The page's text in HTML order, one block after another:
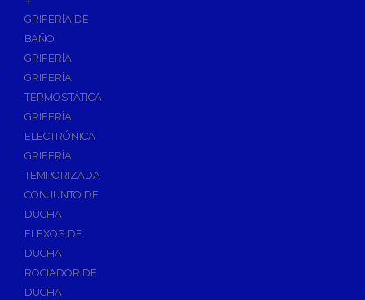
Estructuras
Fontanería
Aislamientos para Tuberías
Accesorios para Instalación de Gas
Válvulas para Gas
Accesorios y Repuestos de Gas
Baterias y Contadores
Bombas
Bombas Sumergibles
Bombas de Drenaje y Residual
Bombas de Superficies Horizontal y Vertical
GRIFERÍA DE
BAÑO
GRIFERÍA
GRIFERÍA
TERMOSTÁTICA
GRIFERÍA
ELECTRÓNICA
GRIFERÍA
TEMPORIZADA
CONJUNTO DE
DUCHA
FLEXOS DE
DUCHA
ROCIADOR DE
DUCHA